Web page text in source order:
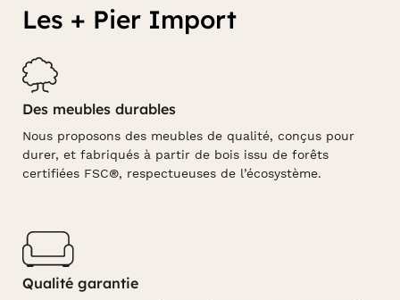
Les + Pier Import
Des meubles durables
Nous proposons des meubles de qualité, conçus pour
durer, et fabriqués à partir de bois issu de forêts
certifiées FSC®, respectueuses de l’écosystème.
Qualité garantie